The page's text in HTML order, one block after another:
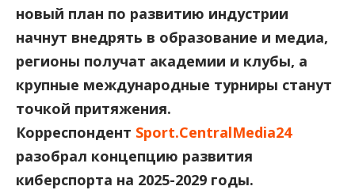
новый план по развитию индустрии
начнут внедрять в образование и медиа,
регионы получат академии и клубы, а
крупные международные турниры станут
точкой притяжения.
Корреспондент Sport.CentralMedia24
разобрал концепцию развития
киберспорта на 2025-2029 годы.